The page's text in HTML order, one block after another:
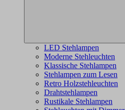
LED Stehlampen
Moderne Stehleuchten
Klassische Stehlampen
Stehlampen zum Lesen
Retro Holzstehleuchten
Drahtstehlampen
Rustikale Stehlampen